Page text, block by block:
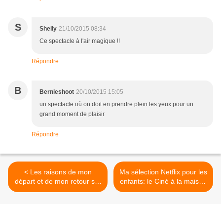
S Sheily 21/10/2015 08:34
Ce spectacle à l'air magique !!
Répondre
B Bernieshoot 20/10/2015 15:05
un spectacle où on doit en prendre plein les yeux pour un
grand moment de plaisir
Répondre
< Les raisons de mon
départ et de mon retour sur
le web
Ma sélection Netflix pour les
enfants: le Ciné à la maison
>